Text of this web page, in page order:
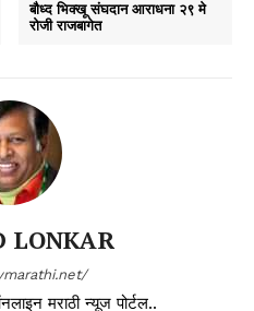
बौध्द भिक्खू संघदान आराधना २९ मे
रोजी राजबागेत
LONKAR
मराठी न्यूज पोर्टल..